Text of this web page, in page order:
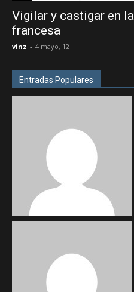
Vigilar y castigar en
francesa
vinz - 4 mayo, 12
Entradas Populares